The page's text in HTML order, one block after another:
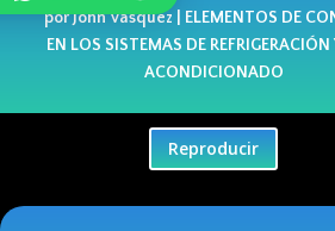
porJohn Vásquez
ELEMENTOS DE
EN LOS SISTEMAS DE REFRIGERACIÓN
ACONDICIONADO
Reproducir